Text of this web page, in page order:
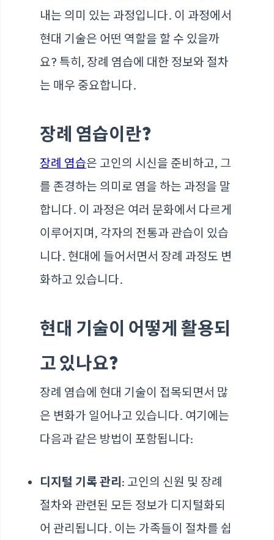
내는 의미 있는 과정입니다. 이 과정에서
현대 기술은 어떤 역할을 할 수 있을까
요? 특히, 장례 염습에 대한 정보와 절차
는 매우 중요합니다.
장례 염습이란?
장례 염습은 고인의 시신을 준비하고, 그
를 존경하는 의미로 염을 하는 과정을 말
합니다. 이 과정은 여러 문화에서 다르게
이루어지며, 각자의 전통과 관습이 있습
니다. 현대에 들어서면서 장례 과정도 변
화하고 있습니다.
현대 기술이 어떻게 활용되
고 있나요?
장례 염습에 현대 기술이 접목되면서 많
은 변화가 일어나고 있습니다. 여기에는
다음과 같은 방법이 포함됩니다:
디지털 기록 관리 : 고인의 신원 및 장례
절차와 관련된 모든 정보가 디지털화되
어 관리됩니다. 이는 가족들이 절차를 쉽